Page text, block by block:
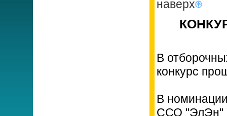
наверх
В
конкурс
В
ССО "ЭлЭн"